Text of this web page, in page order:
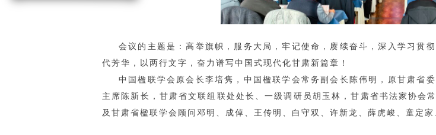
会议的主题是：高举旗帜，服务大局，牢记使命，赓续奋斗，深入学习贯
代芳华，以两行文字，奋力谱写中国式现代化甘肃新篇章！
中国楹联学会原会长李培隽，中国楹联学会常务副会长陈伟明，原甘肃省
主席陈新长，甘肃省文联组联处处长、一级调研员胡玉林，甘肃省书法家协会
及甘肃省楹联学会顾问邓明、成倬、王传明、白守双、许新龙、薛虎峻、童定家